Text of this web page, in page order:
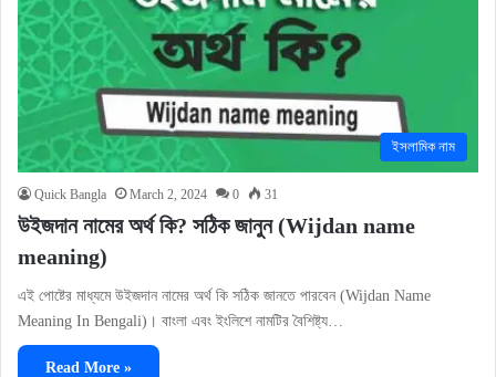
ইসলামিক নাম
Quick Bangla March 2, 2024 0 31
উইজদান নামের অর্থ কি? সঠিক জানুন (Wijdan name
meaning)
এই পোষ্টের মাধ্যমে উইজদান নামের অর্থ কি সঠিক জানতে পারবেন (Wijdan Name
Meaning In Bengali)। বাংলা এবং ইংলিশে নামটির বৈশিষ্ট্য…
Read More »